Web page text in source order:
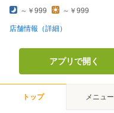
～￥999 ～￥999
店舗情報（詳細）
アプリで開く
トップ メニュー